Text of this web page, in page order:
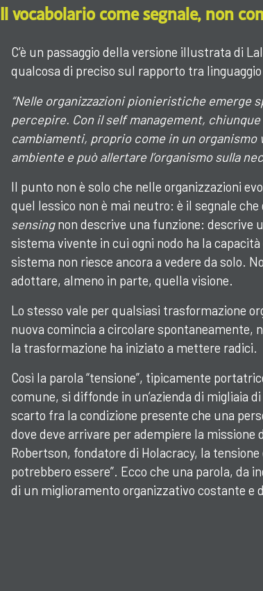
Il vocabolario come segnale, non
C’è un passaggio della versione illustrata di
qualcosa di preciso sul rapporto tra
“Nelle organizzazioni pionieristiche emerge
percepire. Con il self management,
cambiamenti, proprio come in un
ambiente e può allertare l’organismo sulla
Il punto non è solo che nelle organizzazioni
quel lessico non è mai neutro: è il segnale
sensingnon descrive una funzione: descrive
sistema vivente in cui ogni nodo ha la
sistema non riesce ancora a vedere da solo.
adottare, almeno in parte, quella visione.
Lo stesso vale per qualsiasi trasformazione
nuova comincia a circolare spontaneamente,
la trasformazione ha iniziato a mettere radici.
Così la parola “tensione”, tipicamente
comune, si diffonde in un’azienda di migliaia
scarto fra la condizione presente che una
dove deve arrivare per adempiere la
Robertson, fondatore di Holacracy, la
potrebbero essere”. Ecco che una parola, da
di un miglioramento organizzativo costante e